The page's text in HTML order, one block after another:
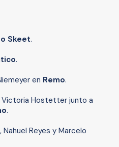
Skeet.
.
en Remo.
Victoria Hostetter junto a
.
Reyes y Marcelo